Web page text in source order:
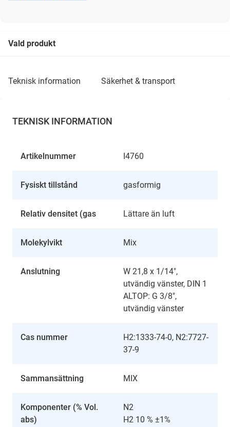
Vald produkt
teknisk information säkerhet & transport
TEKNISK INFORMATION
Artikelnummer I4760
Fysiskt tillstånd gasformig
Relativ densitet (gas Lättare än luft
Molekylvikt Mix
Anslutning
W 21,8 x 1/14",
utvändig vänster, DIN 1
ALTOP: G 3/8",
utvändig vänster
Cas nummer
H2:1333-74-0, N2:7727-
37-9
Sammansättning MIX
Komponenter (% Vol.
abs)
N2
H2 10 % ±1%